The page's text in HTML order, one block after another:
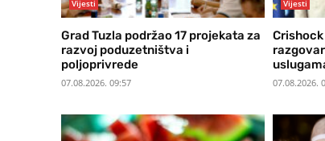
Vijesti
Grad Tuzla podržao 17 projekata za
razvoj poduzetništva i
poljoprivrede
07.08.2026. 09:57
Vijesti
Crishock
07.08.2026.